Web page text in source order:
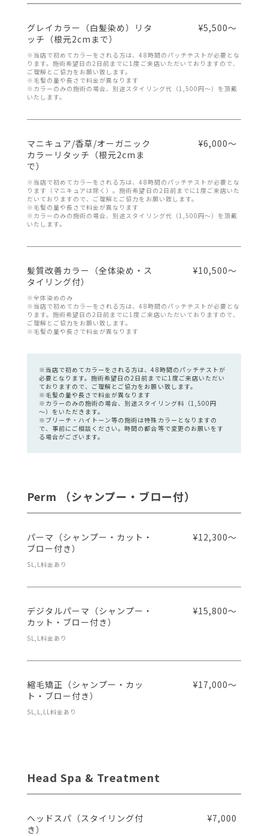
グレイカラー（白髪染め）リタ
ッチ（根元2cmまで）
¥5,500～
※当店で初めてカラーをされる方は、48時間のパッチテストが必要とな
ります。施術希望日の2日前までに1度ご来店いただいておりますので、
ご理解とご協力をお願い致します。
※毛髪の量や長さで料金が異なります
※カラーのみの施術の場合、別途スタイリング代（1,500円～）を頂戴
いたします。
マニキュア/香草/オーガニック
カラーリタッチ（根元2cmま
で）
¥6,000～
※当店で初めてカラーをされる方は、48時間のパッチテストが必要とな
ります（マニキュアは除く）。施術希望日の2日前までに1度ご来店いた
だいておりますので、ご理解とご協力をお願い致します。
※毛髪の量や長さで料金が異なります
※カラーのみの施術の場合、別途スタイリング代（1,500円～）を頂戴
いたします。
髪質改善カラー（全体染め・ス
タイリング付）
¥10,500～
※全体染めのみ
※当店で初めてカラーをされる方は、48時間のパッチテストが必要とな
ります。施術希望日の2日前までに1度ご来店いただいておりますので、
ご理解とご協力をお願い致します。
※毛髪の量や長さで料金が異なります
※当店で初めてカラーをされる方は、48時間のパッチテストが
必要となります。施術希望日の2日前までに1度ご来店いただい
ておりますので、ご理解とご協力をお願い致します。
※毛髪の量や長さで料金が異なります
※カラーのみの施術の場合、別途スタイリング料（1,500円
～）をいただきます。
※ブリーチ・ハイトーン等の施術は特殊カラーとなりますの
で、事前にご相談ください。時間の都合等で変更のお願いをす
る場合がございます。
Perm （シャンプー・ブロー付）
パーマ（シャンプー・カット・
ブロー付き）
¥12,300～
SL,L料金あり
デジタルパーマ（シャンプー・
カット・ブロー付き）
¥15,800～
SL,L料金あり
縮毛矯正（シャンプー・カッ
ト・ブロー付き）
¥17,000～
SL,L,LL料金あり
Head Spa & Treatment
ヘッドスパ（スタイリング付
き）
¥7,000